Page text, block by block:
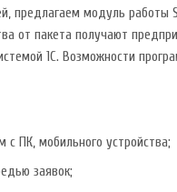
предлагаем модуль работы
от пакета получают
1С. Возможности
с ПК, мобильного устройства;
заявок;